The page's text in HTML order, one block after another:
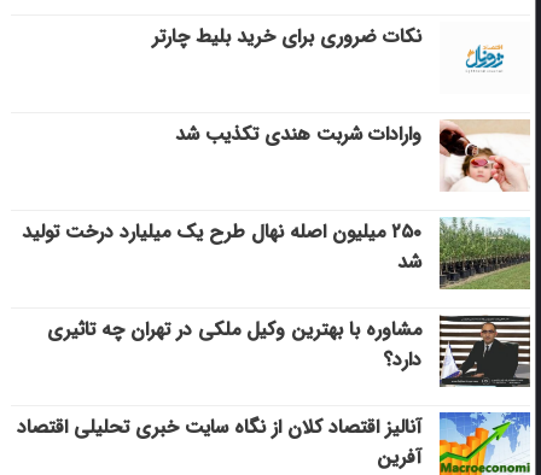
نکات ضروری برای خرید بلیط چارتر
وارادات شربت هندی تکذیب شد
۲۵۰ میلیون اصله نهال طرح یک میلیارد درخت تولید
شد
مشاوره با بهترین وکیل ملکی در تهران چه تاثیری
دارد؟
آنالیز اقتصاد کلان از نگاه سایت خبری تحلیلی اقتصاد
آفرین